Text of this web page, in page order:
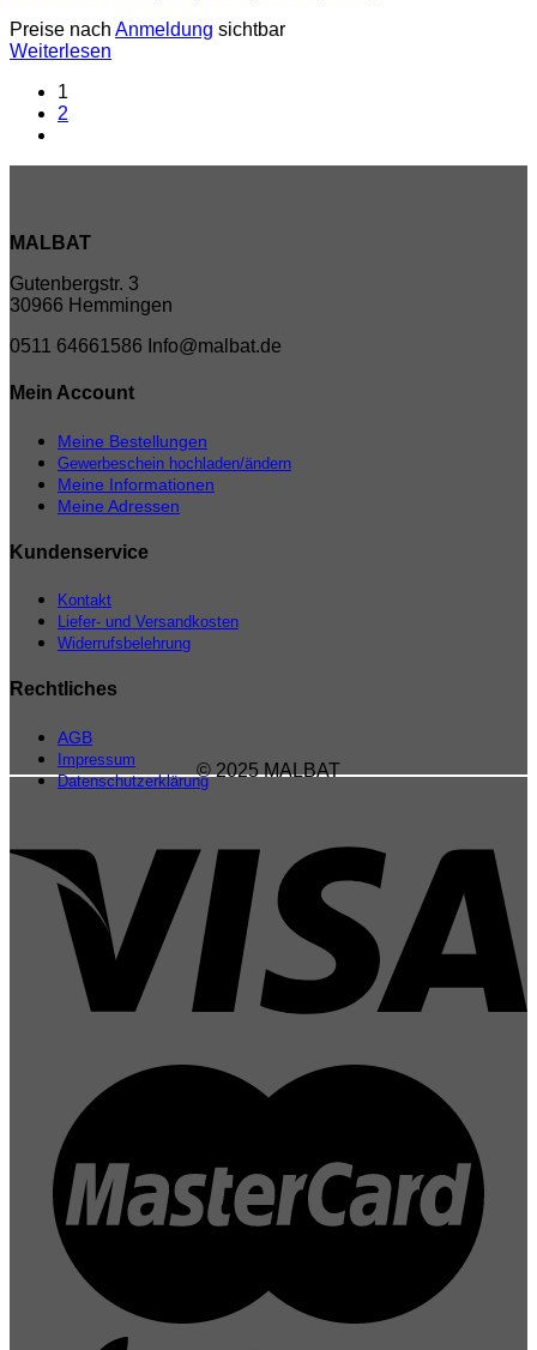
Preise nach Anmeldung sichtbar
Weiterlesen
1
2
MALBAT
Gutenbergstr. 3
30966 Hemmingen
0511 64661586 Info@malbat.de
Mein Account
Meine Bestellungen
Gewerbeschein hochladen/ändern
Meine Informationen
Meine Adressen
Kundenservice
Kontakt
Liefer- und Versandkosten
Widerrufsbelehrung
Rechtliches
AGB
Impressum
Datenschutzerklärung
© 2025 MALBAT